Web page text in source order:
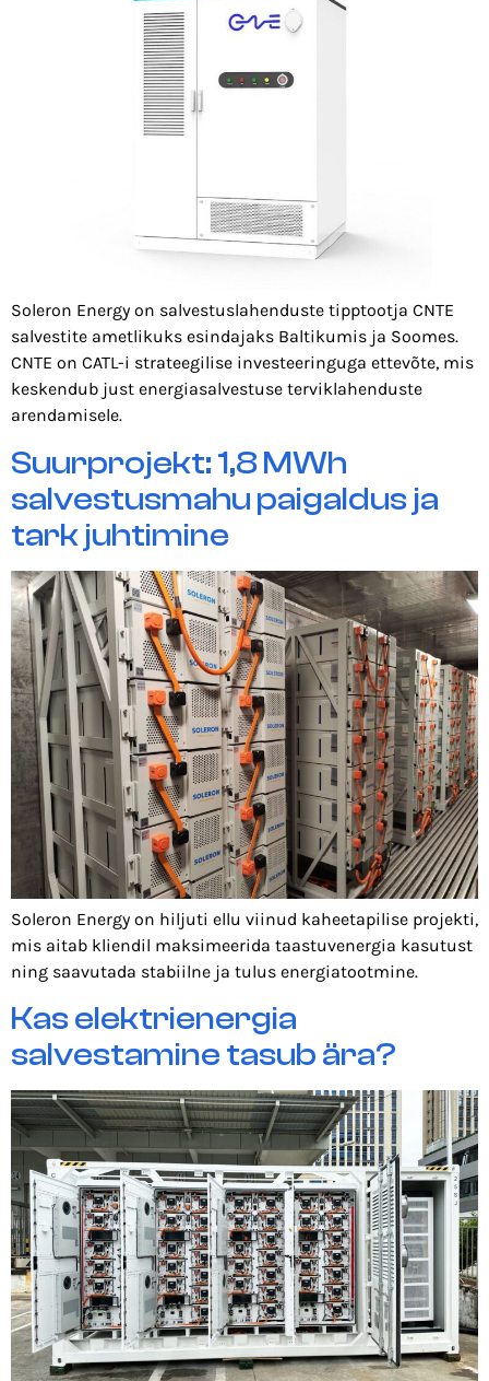
Soleron Energy on salvestuslahenduste tipptootja CNTE
salvestite ametlikuks esindajaks Baltikumis ja Soomes.
CNTE on CATL-i strateegilise investeeringuga ettevõte, mis
keskendub just energiasalvestuse terviklahenduste
arendamisele.
Suurprojekt: 1,8 MWh
salvestusmahu paigaldus ja
tark juhtimine
Soleron Energy on hiljuti ellu viinud kaheetapilise projekti,
mis aitab kliendil maksimeerida taastuvenergia kasutust
ning saavutada stabiilne ja tulus energiatootmine.
Kas elektrienergia
salvestamine tasub ära?